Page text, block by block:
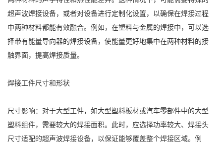
超声波焊接设备，或者对设备进行定制化设置，以确保在焊接过程
中两种材料都能有效融合。例如，在塑料与金属的焊接中，可以选
择带有能量导向器的焊接设备，使能量更好地集中在两种材料的接
触界面，提高焊接质量。
焊接工件尺寸和形状
尺寸影响：对于大型工件，如大型塑料板材或汽车零部件中的大型
塑料组件，需要较大的焊接面积。此时，应选择功率较大、焊接头
尺寸适配的超声波焊接设备，以保证能够覆盖整个焊接区域。例